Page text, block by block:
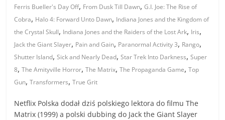
Ferris Bueller's Day Off, From Dusk Till Dawn,G.I. Joe: The Rise of
Cobra, Halo 4: Forward Unto Dawn, Indiana Jones and the Kingdom of
the Crystal Skull, Indiana Jones and the Raiders of the Lost Ark, Iris,
Jack the Giant Slayer, Pain and Gain, Paranormal Activity 3, Rango,
Shutter Island,Sick and Nearly Dead,Star Trek Into Darkness,Super
8,The Amityville Horror,The Matrix,The Propaganda Game,Top
Gun,Transformers,True Grit
Netflix Polska dodał dziś polskiego lektora do filmu The
Matrix (1999) a polski dubbing do Jack the Giant Slayer